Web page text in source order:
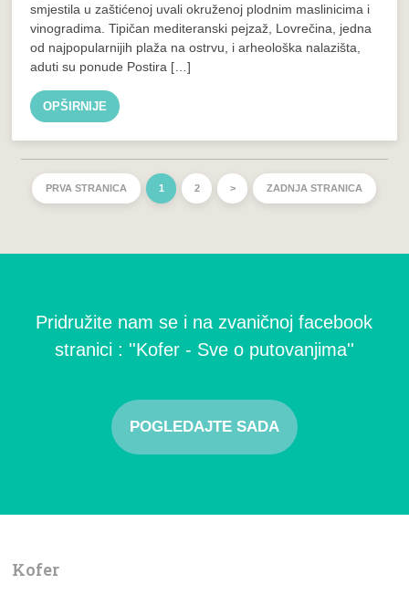
smjestila u zaštićenoj uvali okruženoj plodnim maslinicima i
vinogradima. Tipičan mediteranski pejzaž, Lovrečina, jedna
od najpopularnijih plaža na ostrvu, i arheološka nalazišta,
aduti su ponude Postira […]
OPŠIRNIJE
PRVA STRANICA 1 2 > ZADNJA STRANICA
Pridružite nam se i na zvaničnoj facebook
stranici : ''Kofer - Sve o putovanjima''
POGLEDAJTE SADA
Kofer